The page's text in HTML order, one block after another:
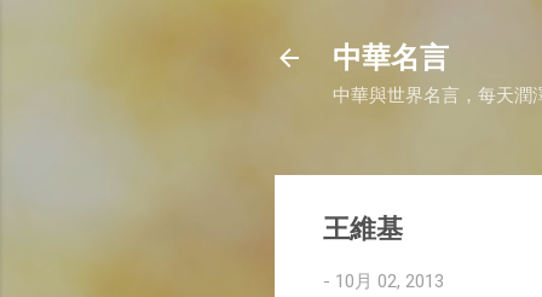
中華名言
中華與世界名言，每天潤
王維基
- 10月 02, 2013